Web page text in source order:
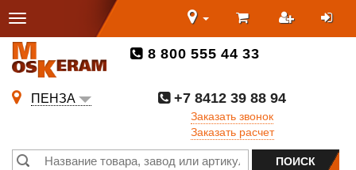
8 800 555 44 33
ПЕНЗА
+7 8412 39 88 94
Заказать звонок
Заказать расчет